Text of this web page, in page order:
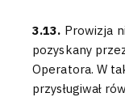
3.13. Prowizja
pozyskany
Operatora. W
przysługiwał